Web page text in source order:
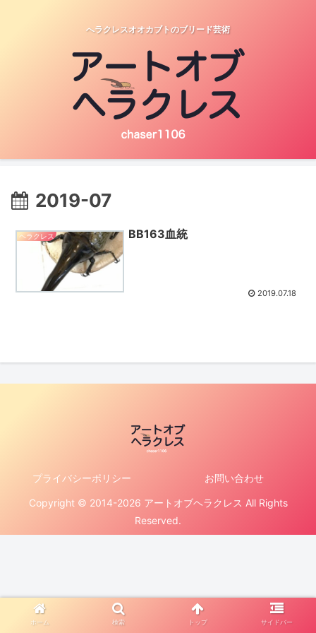
へラクレスオオカブトのブリード芸術
2019-07
ヘラクレス BB163血統
2019.07.18
プライバシーポリシー お問い合わせ
Copyright © 2014-2026 アートオブヘラクレス All Rights
Reserved.
ホーム 検索 トップ サイドバー